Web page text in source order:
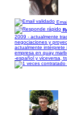
2009 - actualmente
negociaciones y
actualmente intérprete
empresa en quay
-español y viceversa,